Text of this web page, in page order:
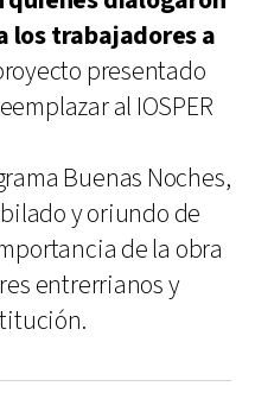
los trabajadores a
presentado
al IOSPER
Buenas Noches,
y oriundo de
de la obra
entrerrianos y